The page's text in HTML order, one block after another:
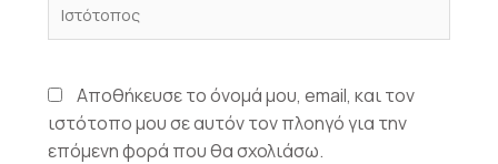
Αποθήκευσε το όνομά μου, email, και τον
ιστότοπο μου σε αυτόν τον πλοηγό για την
επόμενη φορά που θα σχολιάσω.